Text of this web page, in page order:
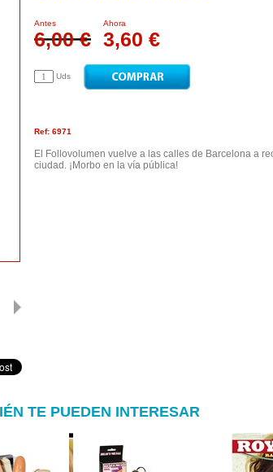
Antes
6,00 €
Ahora
3,60 €
Uds
Ref: 6971
El Follovolumen vuelve a las calles de Barcelona a
ciudad. ¡Morbo en la vía pública!
TE PUEDEN INTERESAR